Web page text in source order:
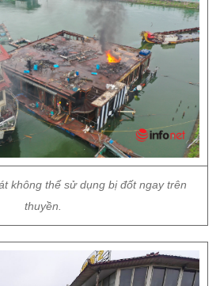
không thể sử dụng bị đốt ngay trên
thuyền.